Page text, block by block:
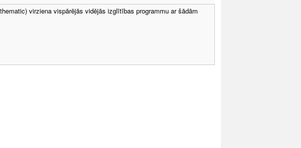
virziena vispārējās vidējās izglītības programmu ar šādām